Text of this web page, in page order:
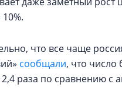
что все чаще
сообщали, что число
раза по сравнению с